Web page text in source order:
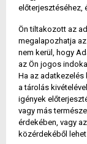
előterjesztéséhez,
Ön tiltakozott az
megalapozhatja
nem kerül, hogy
az Ön jogos
Ha az adatkezelés
a tárolás
igények
vagy más
érdekében, vagy
közérdekéből